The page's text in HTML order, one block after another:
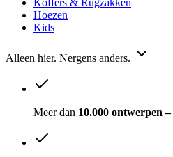
Hoezen
Kids
Alleen hier. Nergens anders.
Meer dan 10.000 ontwerpen –